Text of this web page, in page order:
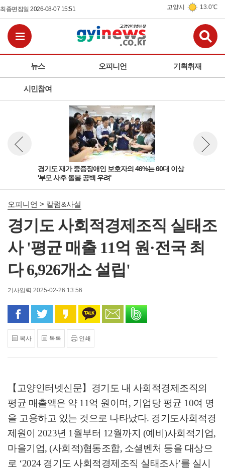
최종편집일 2026-08-07 15:51 고양시 13.0℃
뉴스 오피니언 기획취재
시민참여
경기도 재가 중증장애인 보호자의 46%는 60대 이상
'부모 사후 돌봄 공백 우려'
뉴스 이전보기
오피니언 > 칼럼&사설
경기도 사회적경제조직 실태조
사 '평균 매출 11억 원·전국 최
다 6,926개소 설립'
기사입력 2025-02-26 13:56
페이스북으로 공유
트위터로 공유카카오 스토리로 공유
카카오톡으로 공유
문자로 공유
복사 목록 인쇄
【고양인터넷신문】 경기도 내 사회적경제조직의
평균 매출액은 약 11억 원이며 , 기업당 평균 10여 명
을 고용하고 있는 것으로 나타났다. 경기도사회적경
제원이 2023년 1 월부터 12월까지 (예비 )사회적기업,
마을기업, (사회적)협동조합, 소셜벤처 등을 대상으
로 ‘2024 경기도 사회적경제조직 실태조사’를 실시